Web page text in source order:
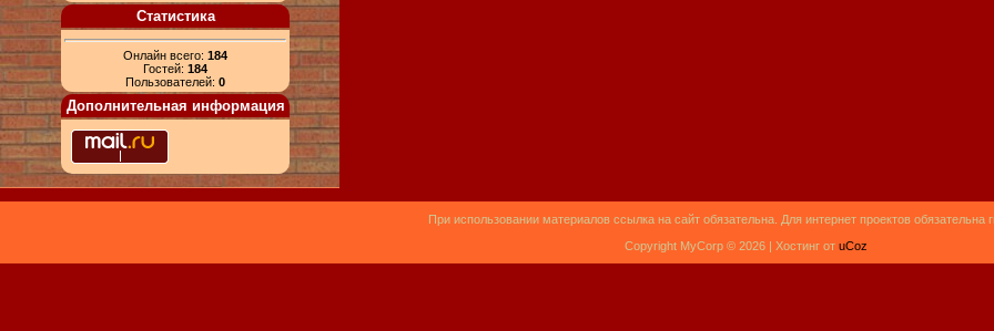
Статистика
Онлайн всего: 184
Гостей: 184
Пользователей: 0
Дополнительная информация
При использовании материалов ссылка на сайт обязательна. Для интернет проектов обязательна
Copyright MyCorp © 2026 | Хостинг от uCoz